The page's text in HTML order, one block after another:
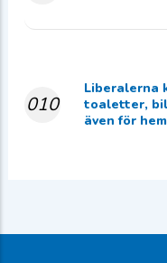
010
Liberalerna
toaletter,
även för